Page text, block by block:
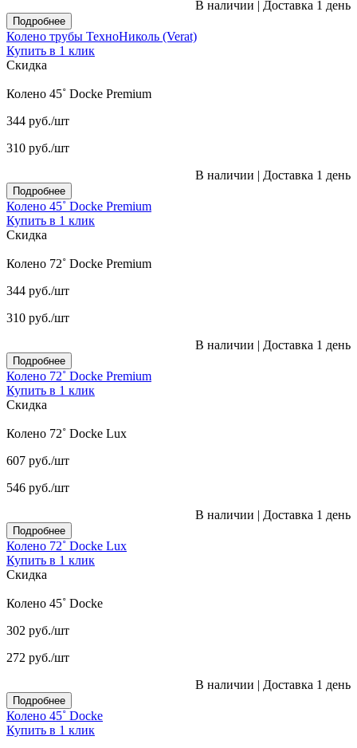
В наличии | Доставка 1 день
Подробнее
Колено трубы ТехноНиколь (Verat)
Купить в 1 клик
Скидка
Колено 45˚ Docke Premium
344 руб./шт
310 руб./шт
В наличии | Доставка 1 день
Подробнее
Колено 45˚ Docke Premium
Купить в 1 клик
Скидка
Колено 72˚ Docke Premium
344 руб./шт
310 руб./шт
В наличии | Доставка 1 день
Подробнее
Колено 72˚ Docke Premium
Купить в 1 клик
Скидка
Колено 72˚ Docke Lux
607 руб./шт
546 руб./шт
В наличии | Доставка 1 день
Подробнее
Колено 72˚ Docke Lux
Купить в 1 клик
Скидка
Колено 45˚ Docke
302 руб./шт
272 руб./шт
В наличии | Доставка 1 день
Подробнее
Колено 45˚ Docke
Купить в 1 клик